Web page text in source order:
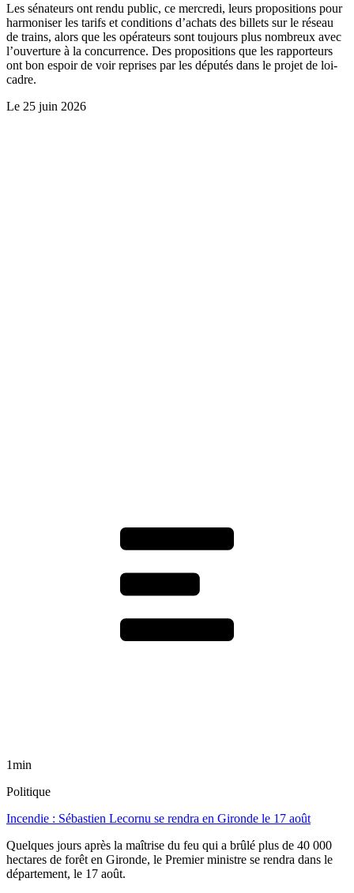
Les sénateurs ont rendu public, ce mercredi, leurs propositions pour
harmoniser les tarifs et conditions d’achats des billets sur le réseau
de trains, alors que les opérateurs sont toujours plus nombreux avec
l’ouverture à la concurrence. Des propositions que les rapporteurs
ont bon espoir de voir reprises par les députés dans le projet de loi-
cadre.
Le 25 juin 2026
1min
Politique
Incendie : Sébastien Lecornu se rendra en Gironde le 17 août
Quelques jours après la maîtrise du feu qui a brûlé plus de 40 000
hectares de forêt en Gironde, le Premier ministre se rendra dans le
département, le 17 août.